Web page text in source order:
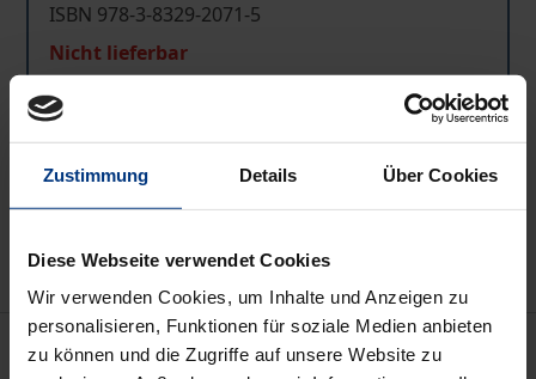
Zustimmung Details Über Cookies
Diese Webseite verwendet Cookies
Wir verwenden Cookies, um Inhalte und Anzeigen zu
personalisieren, Funktionen für soziale Medien anbieten
zu können und die Zugriffe auf unsere Website zu
ISBN 978-3-8329-2071-5
Nicht lieferbar
In den Warenkorb
Zur Wunschliste hinzufügen
Beschreibung